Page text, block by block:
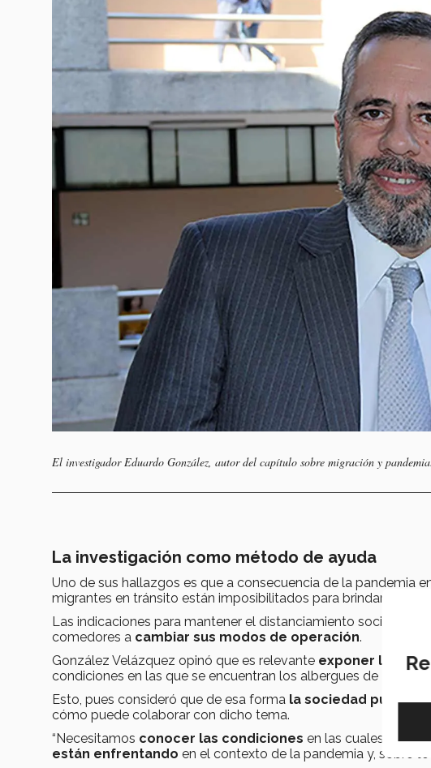
El investigador Eduardo González, autor del capítulo sobre migración y pandemia.
La investigación como método de ayuda
Uno de sus hallazgos es que a consecuencia de la pandemia
migrantes en tránsito están imposibilitados para brindar en
Las indicaciones para mantener el distanciamiento social y/o
comedores a cambiar sus modos de operación.
González Velázquez opinó que es relevante exponer los
condiciones en las que se encuentran los albergues de México.
Esto, pues consideró que de esa forma la sociedad puede
cómo puede colaborar con dicho tema.
“Necesitamos conocer las condiciones en las cuales están
están enfrentando en el contexto de la pandemia y, sobre